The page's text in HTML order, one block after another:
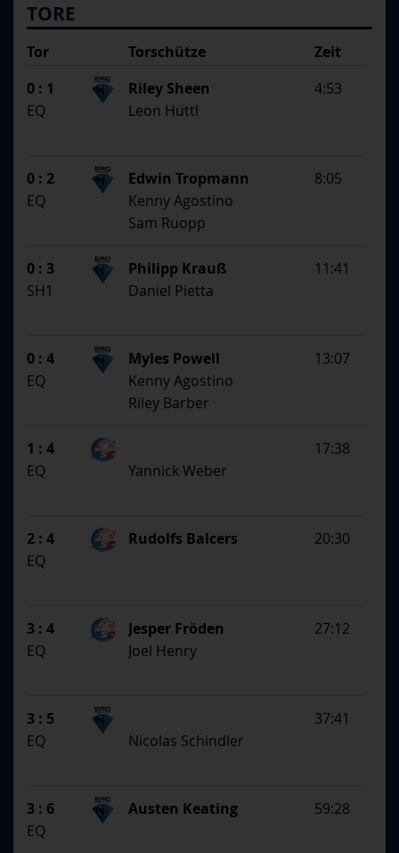
TORE
Tor Zeit
Torschütze
1. Assistent
2. Assistent
SS
0 : 1 4:53
Riley Sheen
Leon Hüttl
EQ
0 : 2 8:05
Edwin Tropmann
Kenny Agostino
Sam Ruopp
EQ
0 : 3 11:41
Philipp Krauß
Daniel Pietta
SH1
0 : 4 13:07
Myles Powell
Kenny Agostino
Riley Barber
EQ
1 : 4
17:38
Yannick Weber
EQ
2 : 4 20:30
Rudolfs Balcers
EQ
3 : 4 27:12
Jesper Fröden
Joel Henry
EQ
3 : 5
37:41
Nicolas Schindler
EQ
3 : 6 59:28
Austen Keating
EQ